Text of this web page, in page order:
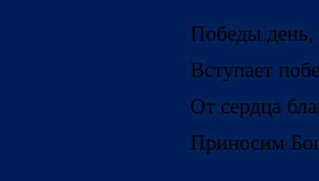
Победы
Вступает
От сердца
Приносим